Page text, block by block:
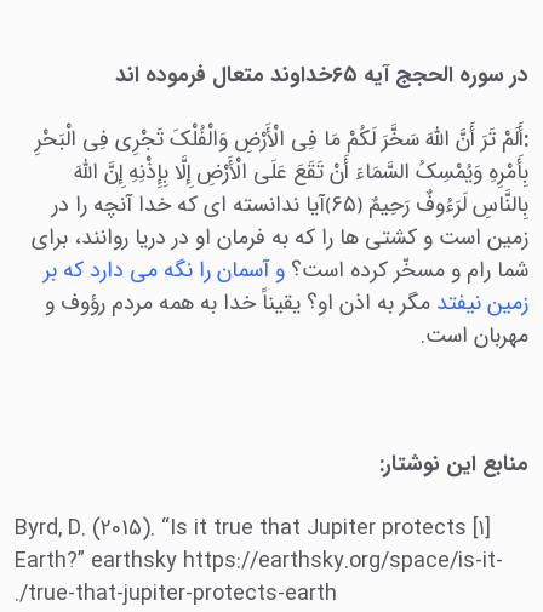
در سوره الحجج آیه ۶۵خداوند متعال فرموده اند
:أَلَمْ تَرَ أَنَّ اللَّهَ سَخَّرَ لَکُمْ مَا فِی الْأَرْضِ وَالْفُلْکَ تَجْرِی فِی الْبَحْرِ
بِأَمْرِهِ وَیُمْسِکُ السَّمَاءَ أَنْ تَقَعَ عَلَى الْأَرْضِ إِلَّا بِإِذْنِهِ إِنَّ اللَّهَ
بِالنَّاسِ لَرَءُوفٌ رَحِیمٌ ﴿۶۵﴾آیا ندانسته ای که خدا آنچه را در
زمین است و کشتی ها را که به فرمان او در دریا روانند، برای
شما رام و مسخّر کرده است؟ و آسمان را نگه می دارد که بر
زمین نیفتد مگر به اذن او؟ یقیناً خدا به همه مردم رؤوف و
مهربان است.
منابع این نوشتار:
[۱] Byrd, D. (2015). “Is it true that Jupiter protects
Earth?” earthsky https://earthsky.org/space/is-it-
true-that-jupiter-protects-earth/.